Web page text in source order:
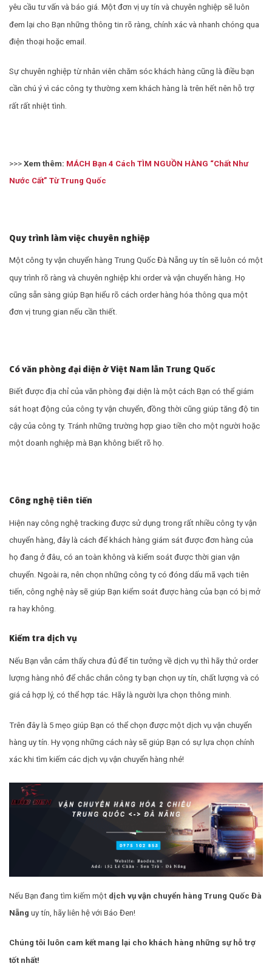
yêu cầu tư vấn và báo giá. Một đơn vị uy tín và chuyên nghiệp sẽ luôn
đem lại cho Bạn những thông tin rõ ràng, chính xác và nhanh chóng qua
điện thoại hoặc email.
Sự chuyên nghiệp từ nhân viên chăm sóc khách hàng cũng là điều bạn
cần chú ý vì các công ty thường xem khách hàng là trên hết nên hỗ trợ
rất rất nhiệt tình.
>>> Xem thêm: MÁCH Bạn 4 Cách TÌM NGUỒN HÀNG “Chất Như
Nước Cất” Từ Trung Quốc
Quy trình làm việc chuyên nghiệp
Một công ty vận chuyển hàng Trung Quốc Đà Nẵng uy tín sẽ luôn có một
quy trình rõ ràng và chuyên nghiệp khi order và vận chuyển hàng. Họ
cũng sẵn sàng giúp Bạn hiểu rõ cách order hàng hóa thông qua một
đơn vị trung gian nếu cần thiết.
Có văn phòng đại diện ở Việt Nam lẫn Trung Quốc
Biết được địa chỉ của văn phòng đại diện là một cách Bạn có thể giám
sát hoạt động của công ty vận chuyển, đồng thời cũng giúp tăng độ tin
cậy của công ty. Tránh những trường hợp giao tiền cho một người hoặc
một doanh nghiệp mà Bạn không biết rõ họ.
Công nghệ tiên tiến
Hiện nay công nghệ tracking được sử dụng trong rất nhiều công ty vận
chuyển hàng, đây là cách để khách hàng giám sát được đơn hàng của
họ đang ở đâu, có an toàn không và kiểm soát được thời gian vận
chuyển. Ngoài ra, nên chọn những công ty có đóng dấu mã vạch tiên
tiến, công nghệ này sẽ giúp Bạn kiểm soát được hàng của bạn có bị mở
ra hay không.
Kiểm tra dịch vụ
Nếu Bạn vẫn cảm thấy chưa đủ để tin tưởng về dịch vụ thì hãy thử order
lượng hàng nhỏ để chắc chắn công ty bạn chọn uy tín, chất lượng và có
giá cả hợp lý, có thể hợp tác. Hãy là người lựa chọn thông minh.
Trên đây là 5 mẹo giúp Bạn có thể chọn được một dịch vụ vận chuyển
hàng uy tín. Hy vọng những cách này sẽ giúp Bạn có sự lựa chọn chính
xác khi tìm kiếm các dịch vụ vận chuyển hàng nhé!
Nếu Bạn đang tìm kiếm một dịch vụ vận chuyển hàng Trung Quốc Đà
Nẵng uy tín, hãy liên hệ với Báo Đen!
Chúng tôi luôn cam kết mang lại cho khách hàng những sự hỗ trợ
tốt nhất!